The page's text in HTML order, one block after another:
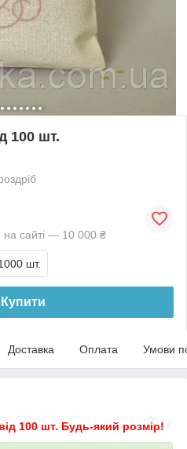
100 шт.
на сайті — 10 000 ₴
шт.
Купити
Доставка Оплата Умови
100 шт. Будь-який розмір!